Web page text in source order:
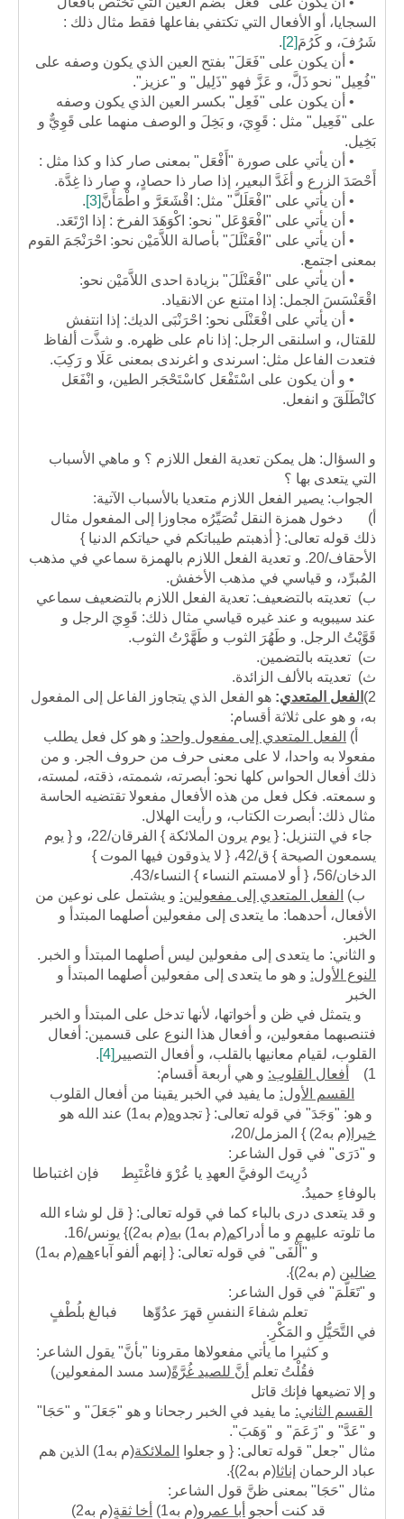
السجايا، أو الأفعال التي تكتفي بفاعلها فقط مثال ذلك :
شَرُفَ، و كَرُمَ[2]
.
• أن يكون على "فَعَلَ" بفتح العين الذي يكون وصفه على
"فُعِيل" نحو ذَلَّ، و عَزَّ فهو "ذَلِيل" و "عزيز".
• أن يكون على "فَعِل" بكسر العين الذي يكون وصفه
على "فَعِيل" مثل : قَوِيَ، و بَخِلَ و الوصف منهما على قَوِيٌّ و
بَخِيل.
• أن يأتي على صورة "أَفْعَل" بمعنى صار كذا و كذا مثل :
أَحْصَدَ الزرع و أغَدَّ البعير، إذا صار ذا حصادٍ، و صار ذا غِدَّة.
• أن يأتي على "افْعَلَلَّ" مثل: اقْشَعَرَّ و اطْمَأَنَّ[3]
.
• أن يأتي على "افْعَوْعَل" نحو: اكْوَهَدَ الفرخ : إذا ارْتَعَد.
• أن يأتي على "افْعَنْلَلَ" بأصالة اللاَّمَيْن نحو: احْرَنْجَمَ القوم
بمعنى اجتمع.
• أن يأتي على "افْعَنْلَلَ" بزيادة احدى اللاَّمَيْن نحو:
اقْعَنْسَسَ الجمل: إذا امتنع عن الانقياد.
• أن يأتي على افْعَنْلَى نحو: احْرَنْبَى الديك: إذا انتفش
للقتال، و اسلنقى الرجل: إذا نام على ظهره. و شذَّت ألفاظ
فتعدت الفاعل مثل: اسرندى و اغرندى بمعنى عَلَا و رَكِبَ.
• و أن يكون على اسْتَفْعَل كاسْتَحْجَر الطين، و انْفَعَل
كانْطَلَقَ و انفعل.
و السؤال: هل يمكن تعدية الفعل اللازم ؟ و ماهي الأسباب
التي يتعدى بها ؟
الجواب: يصير الفعل اللازم متعديا بالأسباب الآتية:
أ‌) دخول همزة النقل تُصَيِّرُه مجاوزا إلى المفعول مثال
ذلك قوله تعالى: { أذهبتم طيباتكم في حياتكم الدنيا }
الأحقاف/20. و تعدية الفعل اللازم بالهمزة سماعي في مذهب
المُبرِّد، و قياسي في مذهب الأخفش.
ب‌) تعديته بالتضعيف: تعدية الفعل اللازم بالتضعيف سماعي
عند سيبويه و عند غيره قياسي مثال ذلك: قَوِيَ الرجل و
قَوَّيْتُ الرجل. و طَهُرَ الثوب و طَهَّرْتُ الثوب.
ت‌) تعديته بالتضمين.
ث‌) تعديته بالألف الزائدة.
2)
الفعل المتعدي: هو الفعل الذي يتجاوز الفاعل إلى المفعول
به، و هو على ثلاثة أقسام:
أ) الفعل المتعدي إلى مفعول واحد: و هو كل فعل يطلب
مفعولا به واحدا، لا على معنى حرف من حروف الجر. و من
ذلك أفعال الحواس كلها نحو: أبصرته، شممته، ذقته، لمسته،
و سمعته. فكل فعل من هذه الأفعال مفعولا تقتضيه الحاسة
مثال ذلك: أبصرت الكتاب، و رأيت الهلال.
جاء في التنزيل: { يوم يرون الملائكة } الفرقان/22، و { يوم
يسمعون الصيحة } ق/42، { لا يذوقون فيها الموت }
الدخان/56، { أو لامستم النساء } النساء/43.
ب) الفعل المتعدي إلى مفعولين: و يشتمل على نوعين من
الأفعال، أحدهما: ما يتعدى إلى مفعولين أصلهما المبتدأ و
الخبر.
و الثاني: ما يتعدى إلى مفعولين ليس أصلهما المبتدأ و الخبر.
النوع الأول: و هو ما يتعدى إلى مفعولين أصلهما المبتدأ و
الخبر
و يتمثل في ظن و أخواتها، لأنها تدخل على المبتدأ و الخبر
فتنصبهما مفعولين، و أفعال هذا النوع على قسمين: أفعال
القلوب، لقيام معانيها بالقلب، و أفعال التصيير [4]
.
1)
أفعال القلوب: و هي أربعة أقسام:
القسم الأول: ما يفيد في الخبر يقينا من أفعال القلوب
و هو: "وَجَدَ" في قوله تعالى: { تجدوه(م به1)
عند الله هو
خيرا (م به2)
} المزمل/20،
و "دَرَى" في قول الشاعر:
دُرِيتَ الوفيَّ العهدِ يا عُرْوَ فاغْتَبِط فإن اغتباطا
بالوفاءِ حميدُ.
و قد يتعدى درى بالباء كما في قوله تعالى: { قل لو شاء الله
ما تلوته عليهم و ما أدراكم(م به1) به(م به2)
} يونس/16.
و "أَلْفَى" في قوله تعالى: { إنهم ألفو آباءهم(م به1)
ضالين (م به2)
}.
و "تَعَلَّمَ" في قول الشاعر:
تعلم شفاءَ النفسِ قهرَ عدُوِّها فبالغ بلُطْفٍ
في التَّحَيُّلِ و المَكْرِ.
و كثيرا ما يأتي مفعولاها مقرونا "بأنَّ" يقول الشاعر:
فقُلْتُ تعلم
أنَّ للصيد غُرَّةً(سد مسد المفعولين)
و إلا تضيعها فإنك قاتل
القسم الثاني: ما يفيد في الخبر رجحانا و هو "جَعَلَ" و "حَجَا"
و "عَدَّ" و "زَعَمَ" و "وَهَبَ".
مثال "جعل" قوله تعالى: { و جعلوا
الملائكة(م به1)
الذين هم
عباد الرحمان إناثا(م به2)
}.
مثال "حَجَا" بمعنى ظنَّ قول الشاعر:
قد كنت أحجو أبا عمرو(م به1) أخا ثقةٍ(م به2)